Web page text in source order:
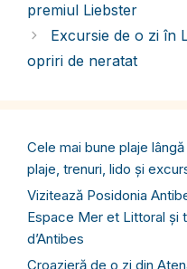
premiul Liebster
Excursie de o zi în
opriri de neratat
Cele mai bune plaje
plaje, trenuri, lido și
Vizitează Posidonia
Espace Mer et Littoral și
d’Antibes
Croazieră de o zi din